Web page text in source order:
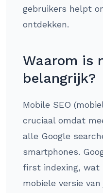
gebruikers helpt
ontdekken.
Waarom is
belangrijk?
Mobile SEO
cruciaal omdat
alle Google
smartphones.
first indexing, wat
mobiele versie